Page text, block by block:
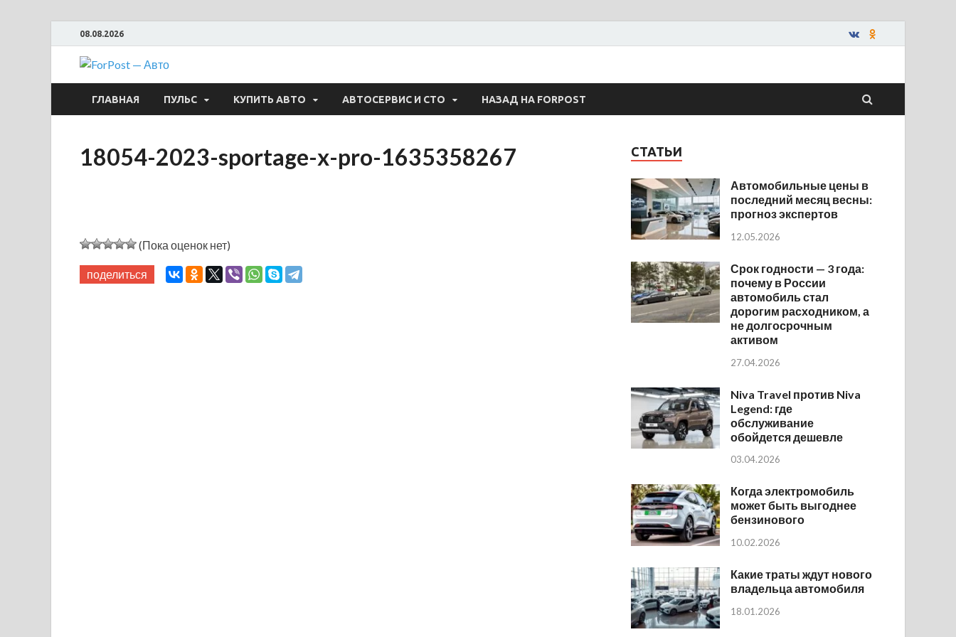
08.08.2026
ForPost — Авто
ГЛАВНАЯ ПУЛЬС КУПИТЬ АВТО АВТОСЕРВИС И СТО НАЗАД НА FORPOST
18054-2023-sportage-x-pro-1635358267
(Пока оценок нет)
поделиться
СТАТЬИ
Автомобильные цены в
последний месяц весны:
прогноз экспертов
12.05.2026
Срок годности — 3 года:
почему в России
автомобиль стал
дорогим расходником, а
не долгосрочным
активом
27.04.2026
Niva Travel против Niva
Legend: где
обслуживание
обойдется дешевле
03.04.2026
Когда электромобиль
может быть выгоднее
бензинового
10.02.2026
Какие траты ждут нового
владельца автомобиля
18.01.2026